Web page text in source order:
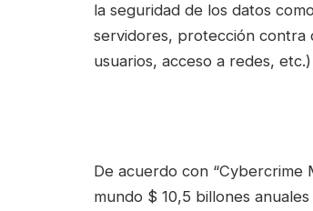
la seguridad de los datos
servidores, protección contra
usuarios, acceso a redes, etc.)
De acuerdo con “Cybercrime
mundo $ 10,5 billones